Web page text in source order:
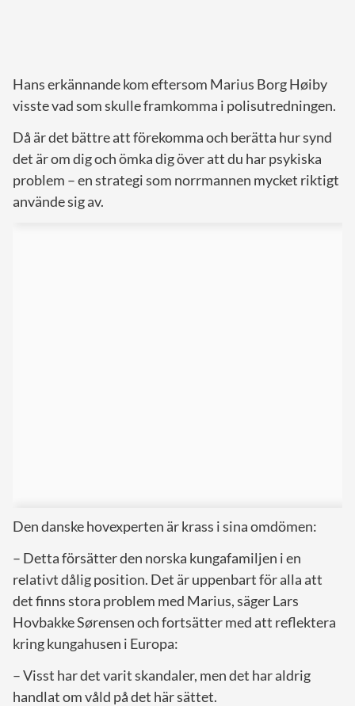
Hans erkännande kom eftersom Marius Borg Høiby
visste vad som skulle framkomma i polisutredningen.
Då är det bättre att förekomma och berätta hur synd
det är om dig och ömka dig över att du har psykiska
problem – en strategi som norrmannen mycket riktigt
använde sig av.
Den danske hovexperten är krass i sina omdömen:
– Detta försätter den norska kungafamiljen i en
relativt dålig position. Det är uppenbart för alla att
det finns stora problem med Marius, säger Lars
Hovbakke Sørensen och fortsätter med att reflektera
kring kungahusen i Europa:
– Visst har det varit skandaler, men det har aldrig
handlat om våld på det här sättet.